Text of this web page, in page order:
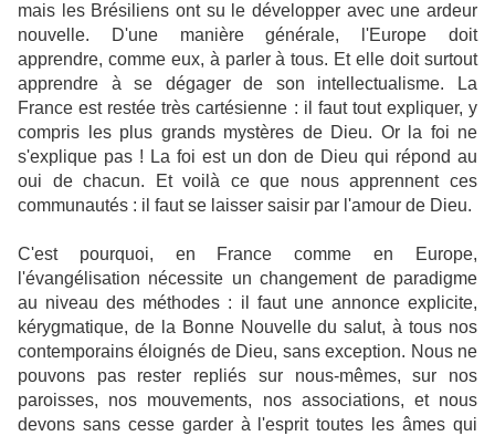
mais les Brésiliens ont su le développer avec une ardeur
nouvelle. D'une manière générale, l'Europe doit
apprendre, comme eux, à parler à tous. Et elle doit surtout
apprendre à se dégager de son intellectualisme. La
France est restée très cartésienne : il faut tout expliquer, y
compris les plus grands mystères de Dieu. Or la foi ne
s'explique pas ! La foi est un don de Dieu qui répond au
oui de chacun. Et voilà ce que nous apprennent ces
communautés : il faut se laisser saisir par l'amour de Dieu.
C'est pourquoi, en France comme en Europe,
l'évangélisation nécessite un changement de paradigme
au niveau des méthodes : il faut une annonce explicite,
kérygmatique, de la Bonne Nouvelle du salut, à tous nos
contemporains éloignés de Dieu, sans exception. Nous ne
pouvons pas rester repliés sur nous-mêmes, sur nos
paroisses, nos mouvements, nos associations, et nous
devons sans cesse garder à l'esprit toutes les âmes qui